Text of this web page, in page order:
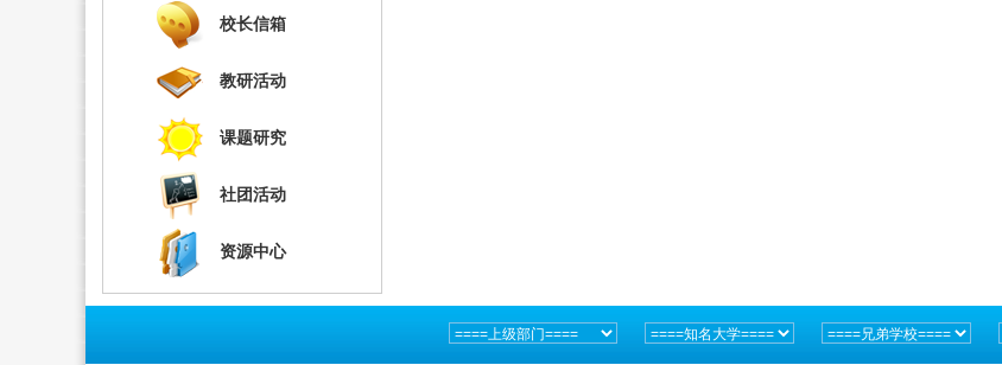
校长信箱
教研活动
课题研究
社团活动
资源中心